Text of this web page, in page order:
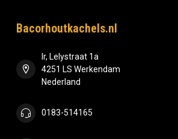
Bacorhoutkachels.nl
Ir, Lelystraat 1a
4251 LS Werkendam
Nederland
0183-514165